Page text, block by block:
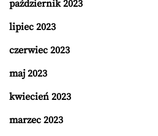
październik 2023
lipiec 2023
czerwiec 2023
maj 2023
kwiecień 2023
marzec 2023